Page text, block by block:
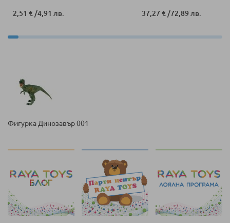
2,51 €/4,91 лв. 37,27 €/72,89 лв.
Фигурка Динозавър 001